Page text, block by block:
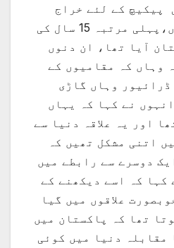
کے لئے خراج
تحسین پیش کرتا ہوں،پہلی مرتبہ 15 سال کی
آیا تھا، ان دنوں
کہ مقامیوں کے
وہاں گاڑی
نے کہا کہ یہاں
اور یہ علاقہ دنیا سے
اتنی مشکل تھیں کہ
دوسرے سے رابطے میں
کہ اسے دیکھنے کے
علاقوں میں گیا
تھا کہ پاکستان میں
دنیا میں کوئی